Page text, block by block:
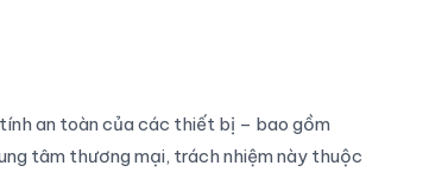
an toàn của các thiết bị – bao gồm
tâm thương mại, trách nhiệm này thuộc